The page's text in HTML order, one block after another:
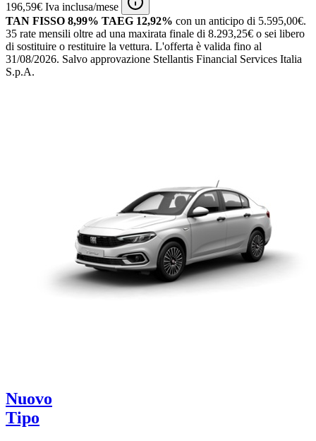
196,59€ Iva inclusa/mese
TAN FISSO 8,99% TAEG 12,92% con un anticipo di 5.595,00€.
35 rate mensili oltre ad una maxirata finale di 8.293,25€ o sei libero
di sostituire o restituire la vettura. L'offerta è valida fino al
31/08/2026. Salvo approvazione Stellantis Financial Services Italia
S.p.A.
Nuovo
Tipo